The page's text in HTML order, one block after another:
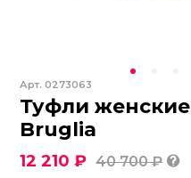
Арт.0273063
Туфли женские
Bruglia
12 210 ₽ 40 700 ₽